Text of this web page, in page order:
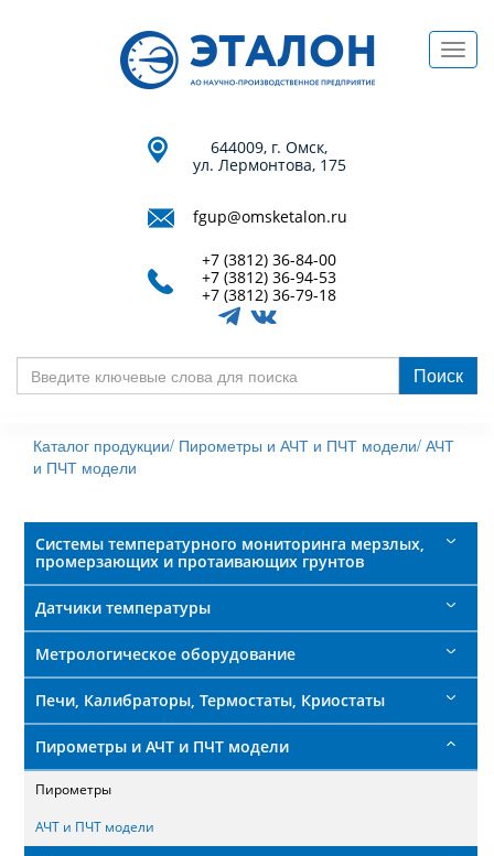
644009, г. Омск,
ул. Лермонтова, 175
fgup@omsketalon.ru
+7 (3812) 36-84-00
+7 (3812) 36-94-53
+7 (3812) 36-79-18
слова
для
Поиск
Каталог продукции/ Пирометры и АЧТ и ПЧТ модели/ АЧТ
и ПЧТ модели
Системы температурного мониторинга мерзлых,
промерзающих и протаивающих грунтов
Датчики температуры
Метрологическое оборудование
Печи, Калибраторы, Термостаты, Криостаты
Пирометры и АЧТ и ПЧТ модели
Пирометры
АЧТ и ПЧТ модели